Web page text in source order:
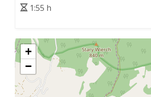
1:55 h
+
−